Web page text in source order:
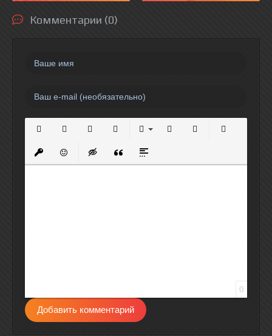
Комментарии (0)
Вставить защищенную ссылку
Вставить смайлик
Вставка скрытого текста
Вставка цитаты
Вставка спойлера
0
Добавить комментарий